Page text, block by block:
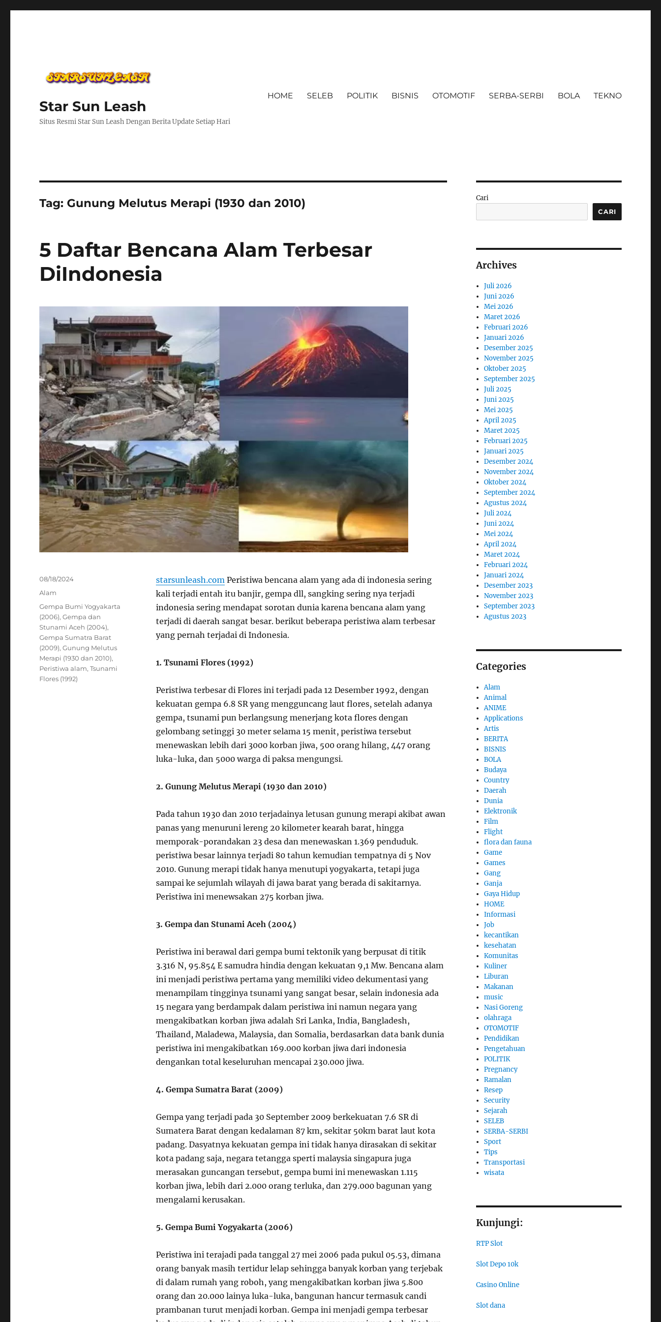
Star Sun Leash
Situs Resmi Star Sun Leash Dengan Berita Update Setiap Hari
HOME SELEB POLITIK BISNIS OTOMOTIF SERBA-SERBI BOLA TEKNO
Tag: Gunung Melutus Merapi (1930 dan 2010)
5 Daftar Bencana Alam Terbesar
DiIndonesia
starsunleash.comPeristiwa bencana alam yang ada di indonesia sering
kali terjadi entah itu banjir, gempa dll, sangking sering nya terjadi
indonesia sering mendapat sorotan dunia karena bencana alam yang
terjadi di daerah sangat besar. berikut beberapa peristiwa alam terbesar
yang pernah terjadai di Indonesia.
1. Tsunami Flores (1992)
Peristiwa terbesar di Flores ini terjadi pada 12 Desember 1992, dengan
kekuatan gempa 6.8 SR yang mengguncang laut flores, setelah adanya
gempa, tsunami pun berlangsung menerjang kota flores dengan
gelombang setinggi 30 meter selama 15 menit, peristiwa tersebut
menewaskan lebih dari 3000 korban jiwa, 500 orang hilang, 447 orang
luka-luka, dan 5000 warga di paksa mengungsi.
2. Gunung Melutus Merapi (1930 dan 2010)
Pada tahun 1930 dan 2010 terjadainya letusan gunung merapi akibat awan
panas yang menuruni lereng 20 kilometer kearah barat, hingga
memporak-porandakan 23 desa dan menewaskan 1.369 penduduk.
peristiwa besar lainnya terjadi 80 tahun kemudian tempatnya di 5 Nov
2010. Gunung merapi tidak hanya menutupi yogyakarta, tetapi juga
sampai ke sejumlah wilayah di jawa barat yang berada di sakitarnya.
Peristiwa ini menewsakan 275 korban jiwa.
3. Gempa dan Stunami Aceh (2004)
Peristiwa ini berawal dari gempa bumi tektonik yang berpusat di titik
3.316 N, 95.854 E samudra hindia dengan kekuatan 9,1 Mw. Bencana alam
ini menjadi peristiwa pertama yang memiliki video dekumentasi yang
menampilam tingginya tsunami yang sangat besar, selain indonesia ada
15 negara yang berdampak dalam peristiwa ini namun negara yang
mengakibatkan korban jiwa adalah Sri Lanka, India, Bangladesh,
Thailand, Maladewa, Malaysia, dan Somalia, berdasarkan data bank dunia
peristiwa ini mengakibatkan 169.000 korban jiwa dari indonesia
dengankan total keseluruhan mencapai 230.000 jiwa.
4. Gempa Sumatra Barat (2009)
Gempa yang terjadi pada 30 September 2009 berkekuatan 7.6 SR di
Sumatera Barat dengan kedalaman 87 km, sekitar 50km barat laut kota
padang. Dasyatnya kekuatan gempa ini tidak hanya dirasakan di sekitar
kota padang saja, negara tetangga sperti malaysia singapura juga
merasakan guncangan tersebut, gempa bumi ini menewaskan 1.115
korban jiwa, lebih dari 2.000 orang terluka, dan 279.000 bagunan yang
mengalami kerusakan.
5. Gempa Bumi Yogyakarta (2006)
Peristiwa ini terajadi pada tanggal 27 mei 2006 pada pukul 05.53, dimana
orang banyak masih tertidur lelap sehingga banyak korban yang terjebak
di dalam rumah yang roboh, yang mengakibatkan korban jiwa 5.800
orang dan 20.000 lainya luka-luka, bangunan hancur termasuk candi
prambanan turut menjadi korban. Gempa ini menjadi gempa terbesar
Posted
on
08/18/2024
Categories
Alam
Tags
Gempa Bumi Yogyakarta
(2006),Gempa dan
Stunami Aceh (2004),
Gempa Sumatra Barat
(2009),Gunung Melutus
Merapi (1930 dan 2010),
Peristiwa alam,Tsunami
Flores (1992)
Cari
CARI
Archives
Juli 2026
Juni 2026
Mei 2026
Maret 2026
Februari 2026
Januari 2026
Desember 2025
November 2025
Oktober 2025
September 2025
Juli 2025
Juni 2025
Mei 2025
April 2025
Maret 2025
Februari 2025
Januari 2025
Desember 2024
November 2024
Oktober 2024
September 2024
Agustus 2024
Juli 2024
Juni 2024
Mei 2024
April 2024
Maret 2024
Februari 2024
Januari 2024
Desember 2023
November 2023
September 2023
Agustus 2023
Categories
Alam
Animal
ANIME
Applications
Artis
BERITA
BISNIS
BOLA
Budaya
Country
Daerah
Dunia
Elektronik
Film
Flight
flora dan fauna
Game
Games
Gang
Ganja
Gaya Hidup
HOME
Informasi
Job
kecantikan
kesehatan
Komunitas
Kuliner
Liburan
Makanan
music
Nasi Goreng
olahraga
OTOMOTIF
Pendidikan
Pengetahuan
POLITIK
Pregnancy
Ramalan
Resep
Security
Sejarah
SELEB
SERBA-SERBI
Sport
Tips
Transportasi
wisata
Kunjungi:
RTP Slot
Slot Depo 10k
Casino Online
Slot dana